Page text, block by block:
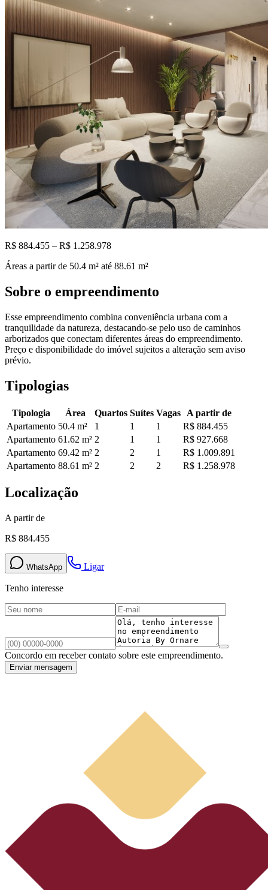
R$ 884.455 – R$ 1.258.978
Áreas a partir de 50.4 m² até 88.61 m²
Sobre o empreendimento
Esse empreendimento combina conveniência urbana com a
tranquilidade da natureza, destacando-se pelo uso de caminhos
arborizados que conectam diferentes áreas do empreendimento.
Preço e disponibilidade do imóvel sujeitos a alteração sem aviso
prévio.
Tipologias
Tipologia Área Quartos Suítes Vagas
A partir de
Apartamento 50.4 m² 1 1 1
R$ 884.455
Apartamento 61.62 m² 2 1 1
R$ 927.668
Apartamento 69.42 m² 2 2 1
R$ 1.009.891
Apartamento 88.61 m² 2 2 2 R$ 1.258.978
Localização
A partir de
R$ 884.455
WhatsApp Ligar
Tenho interesse
Concordo em receber contato sobre este empreendimento.
Enviar mensagem